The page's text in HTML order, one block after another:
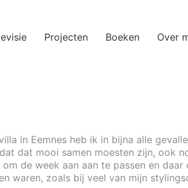
Projecten Boeken Over
in Eemnes heb ik in bijna alle
dat mooi samen moesten zijn, ook
de week aan aan te passen en daar
waren, zoals bij veel van mijn